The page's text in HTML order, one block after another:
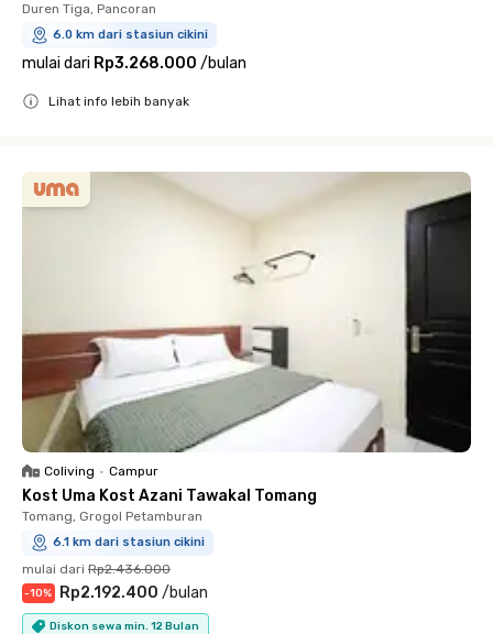
Duren Tiga, Pancoran
6.0 km dari stasiun cikini
mulai dari Rp3.268.000 /bulan
Lihat info lebih banyak
Coliving • Campur
Kost Uma Kost Azani Tawakal Tomang
Tomang, Grogol Petamburan
6.1 km dari stasiun cikini
mulai dari Rp2.436.000
-10% Rp2.192.400 /bulan
Diskon sewa min. 12 Bulan